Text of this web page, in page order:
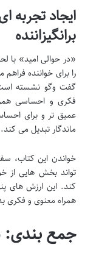
ایجاد
برانگیزاننده
«در حوالی امید» با
را برای خواننده
گفت وگو نشسته است.
فکری و احساسی
عمیق تر و برای
ماندگار تبدیل می کند.
خواندن این کتاب،
تواند بخش هایی از
کند. این ارزش های
همراه معنوی و فکری
جمع بندی: